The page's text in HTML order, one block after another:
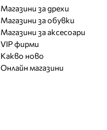
Магазини за дрехи
Магазини за обувки
Магазини за aксесоари
VIP фирми
Какво ново
Онлайн магазини